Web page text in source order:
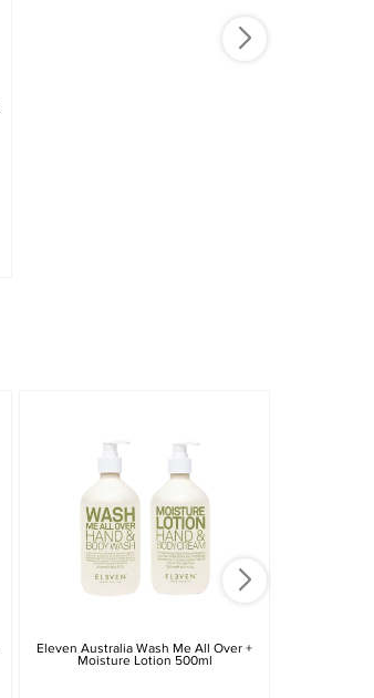
Eleven Australia Wash Me All Over +
Moisture Lotion 500ml